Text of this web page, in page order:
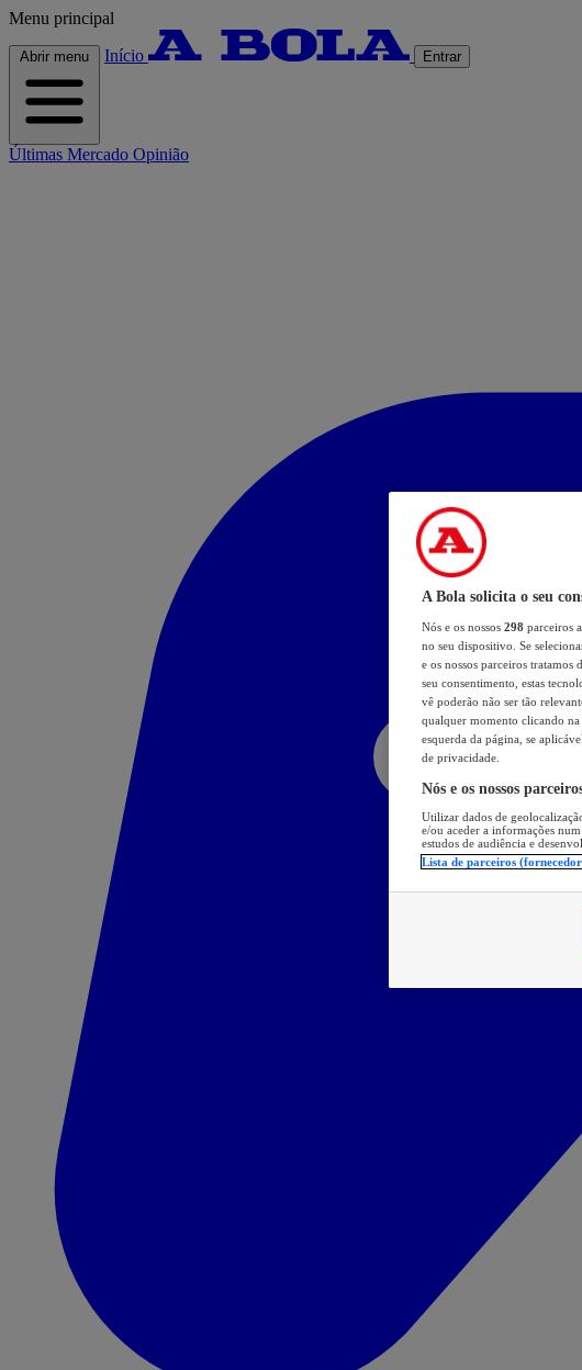
Menu principal
Abrir menu Início Entrar
Últimas Mercado Opinião
A Bola solicita o seu
Nós e os nossos 298 parceiros
no seu dispositivo. Se
e os nossos parceiros
seu consentimento, estas
vê poderão não ser tão
qualquer momento clicando
esquerda da página, se
de privacidade.
Nós e os nossos
Utilizar dados de
e/ou aceder a informações
estudos de audiência e
Lista de parceiros